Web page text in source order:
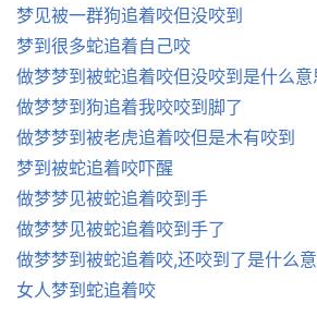
梦见被一群狗追着咬但没咬到
梦到很多蛇追着自己咬
做梦梦到被蛇追着咬但没咬到是什么意
做梦梦到狗追着我咬咬到脚了
做梦梦到被老虎追着咬但是木有咬到
梦到被蛇追着咬吓醒
做梦梦见被蛇追着咬到手
做梦梦见被蛇追着咬到手了
做梦梦到被蛇追着咬,还咬到了是什么
女人梦到蛇追着咬